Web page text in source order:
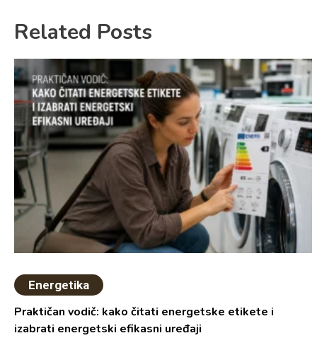
Related Posts
Energetika
Praktičan vodič: kako čitati energetske etikete i
izabrati energetski efikasni uređaji